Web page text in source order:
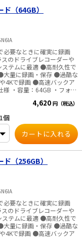
（64GB）
要なときに確実に録画
のドライブレコーダーや
ステムに最適 ●高耐久性で
大量に録画・保存 ●過酷な
4Kで録画 ●高速バックア
：Up to 100MB／s ・シー
・重
温度範囲：-10～85℃ ・認
RCM、UKCA、EAC、ICES
ス：30（V30） ・UHSスピ
・スピードクラス：
ジ（海外流通品）のた
いません。
4,620 円（税込）
個
（256GB）
要なときに確実に録画
のドライブレコーダーや
ステムに最適 ●高耐久性で
大量に録画・保存 ●過酷な
4Kで録画 ●高速バックア